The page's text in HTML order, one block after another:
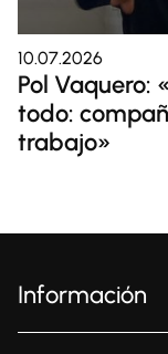
Pol Vaquero:
todo:
trabajo»
10.07.2026
Información